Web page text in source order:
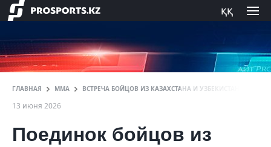
ққ
ГЛАВНАЯ ММА ВСТРЕЧА БОЙЦОВ ИЗ КАЗАХСТАНА И УЗБЕКИСТАНА ПРОШЛА
13 июня 2026
Поединок бойцов из